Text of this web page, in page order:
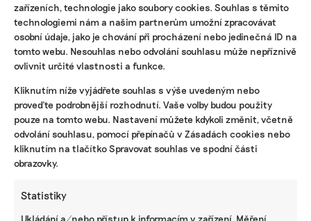
zařízeních, technologie jako soubory cookies. Souhlas s těmito
technologiemi nám a našim partnerům umožní zpracovávat
osobní údaje, jako je chování při procházení nebo jedinečná ID na
tomto webu. Nesouhlas nebo odvolání souhlasu může nepříznivě
ovlivnit určité vlastnosti a funkce.
Kliknutím níže vyjádřete souhlas s výše uvedeným nebo
proveďte podrobnější rozhodnutí. Vaše volby budou použity
pouze na tomto webu. Nastavení můžete kdykoli změnit, včetně
odvolání souhlasu, pomocí přepínačů v Zásadách cookies nebo
kliknutím na tlačítko Spravovat souhlas ve spodní části
obrazovky.
Statistiky
Ukládání a/nebo přístup k informacím v zařízení, Měření
Kdouloně letos kvůli jarním mrazíkům plodit
nebudou. Podobně jsou na tom i višně, švestky
nebo arónie lemující pole. Foto: Kateřina Hefler